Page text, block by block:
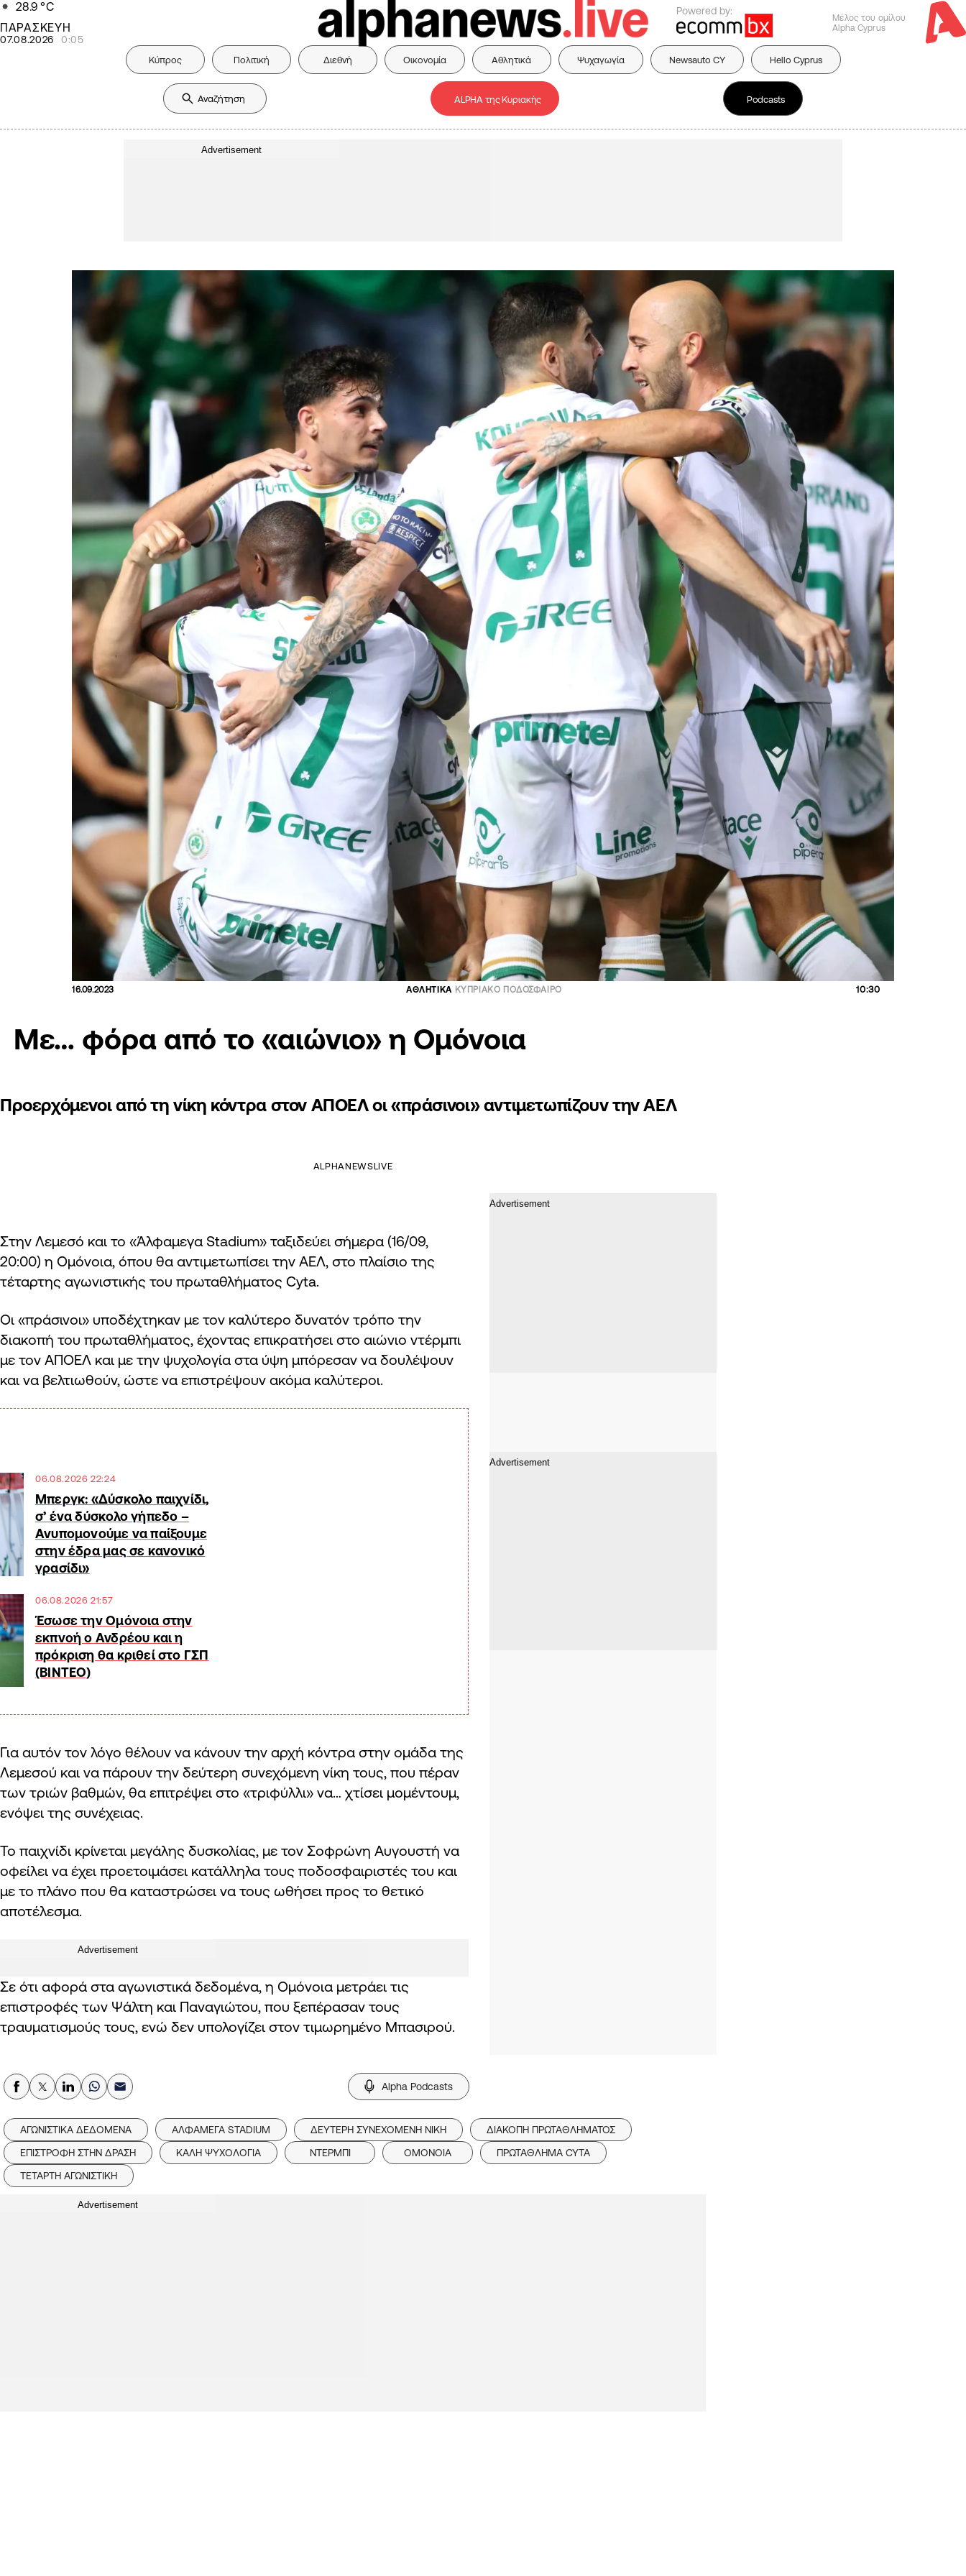
28.9 °C
ΠΑΡΑΣΚΕΥΗ
07.08.2026 0:05
Powered by:
Μέλος του ομίλου
Alpha Cyprus
Κύπρος Πολιτική Διεθνή Οικονομία Αθλητικά Ψυχαγωγία Newsauto CY Hello Cyprus
ALPHA της Κυριακής Podcasts
Advertisement
16.09.2023 ΑΘΛΗΤΙΚΑ ΚΥΠΡΙΑΚΟ ΠΟΔΟΣΦΑΙΡΟ 10:30
Με… φόρα από το «αιώνιο» η Ομόνοια
Προερχόμενοι από τη νίκη κόντρα στον ΑΠΟΕΛ οι «πράσινοι» αντιμετωπίζουν την ΑΕΛ
ALPHANEWSLIVE
Στην Λεμεσό και το «Άλφαμεγα Stadium» ταξιδεύει σήμερα (16/09,
20:00) η Ομόνοια, όπου θα αντιμετωπίσει την ΑΕΛ, στο πλαίσιο της
τέταρτης αγωνιστικής του πρωταθλήματος Cyta.
Οι «πράσινοι» υποδέχτηκαν με τον καλύτερο δυνατόν τρόπο την
διακοπή του πρωταθλήματος, έχοντας επικρατήσει στο αιώνιο ντέρμπι
με τον ΑΠΟΕΛ και με την ψυχολογία στα ύψη μπόρεσαν να δουλέψουν
και να βελτιωθούν, ώστε να επιστρέψουν ακόμα καλύτεροι.
06.08.2026 22:24
Μπεργκ: «Δύσκολο παιχνίδι,
σ’ ένα δύσκολο γήπεδο –
Ανυπομονούμε να παίξουμε
στην έδρα μας σε κανονικό
γρασίδι»
06.08.2026 21:57
Έσωσε την Ομόνοια στην
εκπνοή ο Ανδρέου και η
πρόκριση θα κριθεί στο ΓΣΠ
(ΒΙΝΤΕΟ)
Για αυτόν τον λόγο θέλουν να κάνουν την αρχή κόντρα στην ομάδα της
Λεμεσού και να πάρουν την δεύτερη συνεχόμενη νίκη τους, που πέραν
των τριών βαθμών, θα επιτρέψει στο «τριφύλλι» να… χτίσει μομέντουμ,
ενόψει της συνέχειας.
Το παιχνίδι κρίνεται μεγάλης δυσκολίας, με τον Σοφρώνη Αυγουστή να
οφείλει να έχει προετοιμάσει κατάλληλα τους ποδοσφαιριστές του και
με το πλάνο που θα καταστρώσει να τους ωθήσει προς το θετικό
αποτέλεσμα.
Advertisement
Σε ότι αφορά στα αγωνιστικά δεδομένα, η Ομόνοια μετράει τις
επιστροφές των Ψάλτη και Παναγιώτου, που ξεπέρασαν τους
τραυματισμούς τους, ενώ δεν υπολογίζει στον τιμωρημένο Μπασιρού.
Alpha Podcasts
ΑΓΩΝΙΣΤΙΚΑ ΔΕΔΟΜΕΝΑ ΑΛΦΑΜΕΓΑ STADIUM ΔΕΥΤΕΡΗ ΣΥΝΕΧΟΜΕΝΗ ΝΙΚΗ
ΔΙΑΚΟΠΗ ΠΡΩΤΑΘΛΗΜΑΤΟΣ
ΕΠΙΣΤΡΟΦΗ ΣΤΗΝ ΔΡΑΣΗ
ΚΑΛΗ ΨΥΧΟΛΟΓΙΑ ΝΤΕΡΜΠΙ ΟΜΟΝΟΙΑ
ΠΡΩΤΑΘΛΗΜΑ CYTA
ΤΕΤΑΡΤΗ ΑΓΩΝΙΣΤΙΚΗ
Advertisement